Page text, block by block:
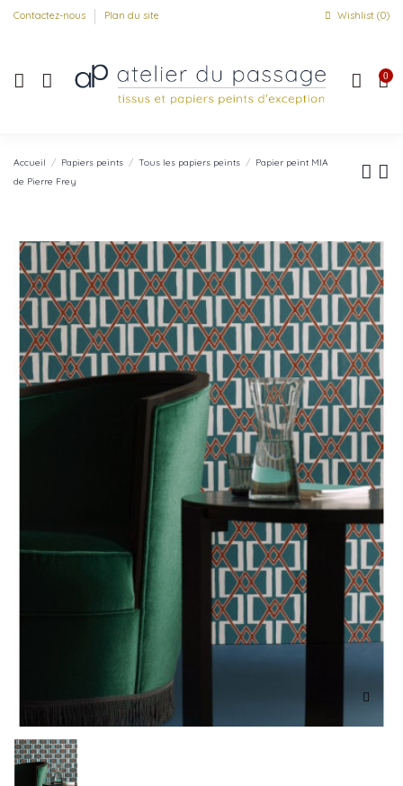
Contactez-nous Plan du site Wishlist (0)
0
Accueil Papiers peints Tous les papiers peints
Papier peint MIA
de Pierre Frey